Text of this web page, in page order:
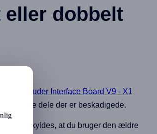
eller dobbelt
Extruder Interface Board V9 - X1
af hvilke dele der er beskadigede.
det skyldes, at du bruger den ældre